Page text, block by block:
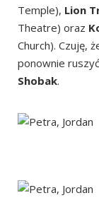
Temple), Lion
Theatre) oraz
Church). Czuję,
ponownie
Shobak.